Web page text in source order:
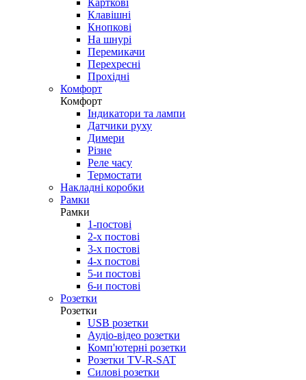
Карткові
Клавішні
Кнопкові
На шнурі
Перемикачи
Перехресні
Прохідні
Комфорт
Комфорт
Індикатори та лампи
Датчики руху
Димери
Різне
Реле часу
Термостати
Накладні коробки
Рамки
Рамки
1-постові
2-х постові
3-х постові
4-х постові
5-и постові
6-и постові
Розетки
Розетки
USB розетки
Аудіо-відео розетки
Комп'ютерні розетки
Розетки TV-R-SAT
Силові розетки